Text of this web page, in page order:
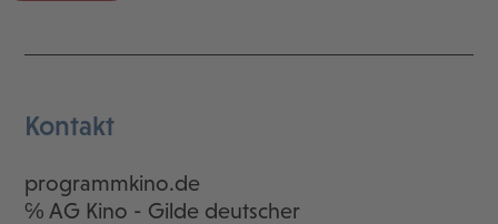
Kontakt
programmkino.de
℅ AG Kino - Gilde deutscher